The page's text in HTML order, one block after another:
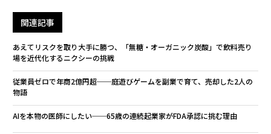
関連記事
あえてリスクを取り大手に勝つ、「無糖・オーガニック炭酸」で飲料売り
場を近代化するニクシーの挑戦
従業員ゼロで年商2億円超──庭遊びゲームを副業で育て、売却した2人の
物語
AIを本物の医師にしたい──65歳の連続起業家がFDA承認に挑む理由